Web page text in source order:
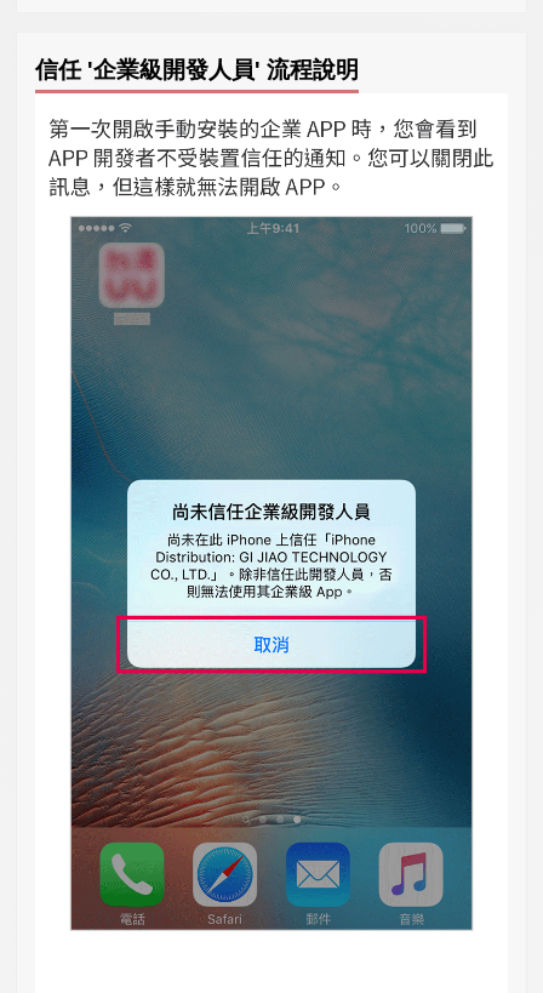
信任 '企業級開發人員' 流程說明